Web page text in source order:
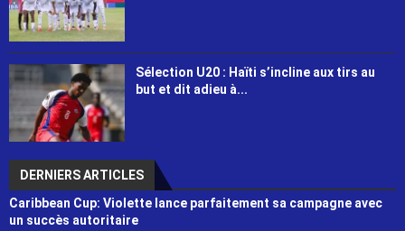
Sélection U20 : Haïti s’incline aux tirs au
but et dit adieu à...
DERNIERS ARTICLES
Caribbean Cup: Violette lance parfaitement sa campagne avec
un succès autoritaire